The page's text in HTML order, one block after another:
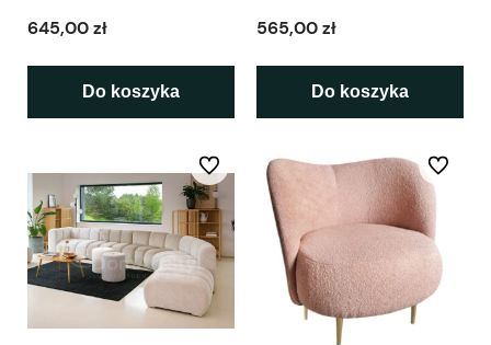
645,00 zł
Do koszyka
565,00 zł
Do koszyka
Do ulubionych Do